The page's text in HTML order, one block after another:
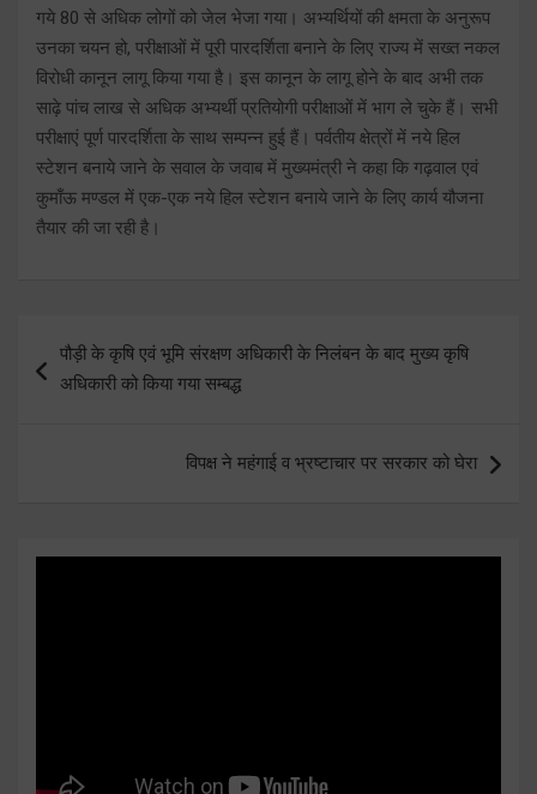
गये 80 से अधिक लोगों को जेल भेजा गया। अभ्यर्थियों की क्षमता के अनुरूप
उनका चयन हो, परीक्षाओं में पूरी पारदर्शिता बनाने के लिए राज्य में सख्त नकल
विरोधी कानून लागू किया गया है। इस कानून के लागू होने के बाद अभी तक
साढ़े पांच लाख से अधिक अभ्यर्थी प्रतियोगी परीक्षाओं में भाग ले चुके हैं। सभी
परीक्षाएं पूर्ण पारदर्शिता के साथ सम्पन्न हुई हैं। पर्वतीय क्षेत्रों में नये हिल
स्टेशन बनाये जाने के सवाल के जवाब में मुख्यमंत्री ने कहा कि गढ़वाल एवं
कुमाँऊ मण्डल में एक-एक नये हिल स्टेशन बनाये जाने के लिए कार्य यौजना
तैयार की जा रही है।
navigation
पौड़ी के कृषि एवं भूमि संरक्षण अधिकारी के निलंबन के बाद मुख्य कृषि
अधिकारी को किया गया सम्बद्ध
विपक्ष ने महंगाई व भ्रष्टाचार पर सरकार को घेरा